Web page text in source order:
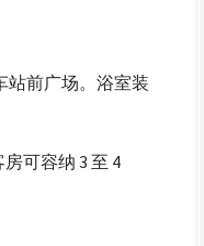
站前广场。浴室装
可容纳 3 至 4